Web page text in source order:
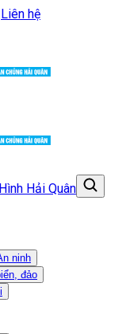
Liên hệ
Hải Quân
ninh
đảo